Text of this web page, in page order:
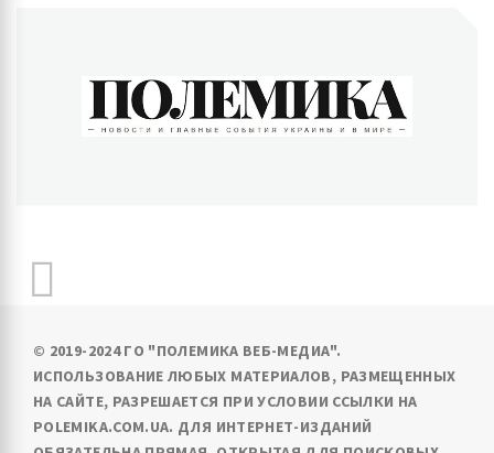
© 2019-2024 ГО "ПОЛЕМИКА ВЕБ-МЕДИА".
ИСПОЛЬЗОВАНИЕ ЛЮБЫХ МАТЕРИАЛОВ, РАЗМЕЩЕННЫХ
НА САЙТЕ, РАЗРЕШАЕТСЯ ПРИ УСЛОВИИ ССЫЛКИ НА
POLEMIKA.COM.UA. ДЛЯ ИНТЕРНЕТ-ИЗДАНИЙ